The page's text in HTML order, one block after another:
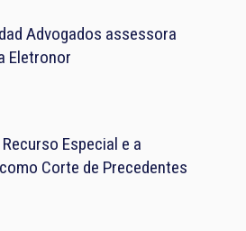
Advogados assessora
Eletronor
Especial e a
Corte de Precedentes